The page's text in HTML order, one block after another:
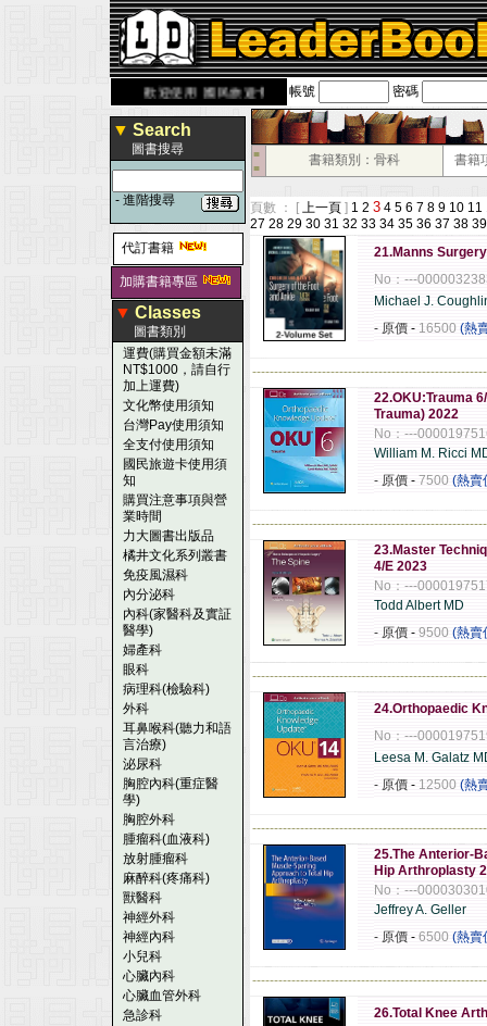
歡迎使用 國民旅遊卡！！ 帳號 密碼
▼ Search
圖書搜尋
- 進階搜尋
代訂書籍
加購書籍專區
▼ Classes
圖書類別
運費(購買金額未滿
NT$1000，請自行
加上運費)
文化幣使用須知
台灣Pay使用須知
全支付使用須知
國民旅遊卡使用須
知
購買注意事項與營
業時間
力大圖書出版品
橘井文化系列叢書
免疫風濕科
內分泌科
內科(家醫科及實証
醫學)
婦產科
眼科
病理科(檢驗科)
外科
耳鼻喉科(聽力和語
言治療)
泌尿科
胸腔內科(重症醫
學)
胸腔外科
腫瘤科(血液科)
放射腫瘤科
麻醉科(疼痛科)
獸醫科
神經外科
神經內科
小兒科
心臟內科
心臟血管外科
急診科
■
■
書籍類別：骨科 書籍
頁數 ： [ 上一頁 ] 1 2 3 4 5 6 7 8 9 10 11
27 28 29 30 31 32 33 34 35 36 37 38 39
21.Manns
No：---
Michael J.
- 原價 - 16500 (熱
22.OKU:Trauma
Trauma) 2022
No：---
William M. Ricci
- 原價 - 7500 (熱賣
23.Master
4/E 2023
No：---
Todd Albert MD
- 原價 - 9500 (熱賣
24.Orthopaedic
No：---
Leesa M. Galatz
- 原價 - 12500 (熱
25.The Anterior-
Hip Arthroplasty
No：---
Jeffrey A. Geller
- 原價 - 6500 (熱賣
26.Total Knee